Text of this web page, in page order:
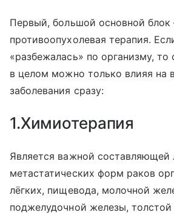
Первый, большой основной
противоопухолевая терапия.
«разбежалась» по организму, то
в целом можно только влияя на
заболевания сразу:
1.Химиотерапия
Является важной составляющей
метастатических форм раков
лёгких, пищевода, молочной
поджелудочной железы,